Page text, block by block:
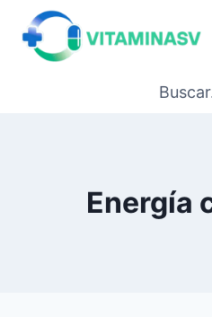
Saltar
contenido
Energía